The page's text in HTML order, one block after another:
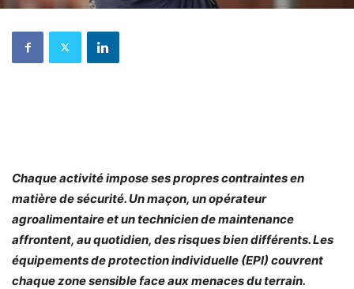
Chaque activité impose ses propres contraintes en
matière de sécurité. Un maçon, un opérateur
agroalimentaire et un technicien de maintenance
affrontent, au quotidien, des risques bien différents. Les
équipements de protection individuelle (EPI) couvrent
chaque zone sensible face aux menaces du terrain.